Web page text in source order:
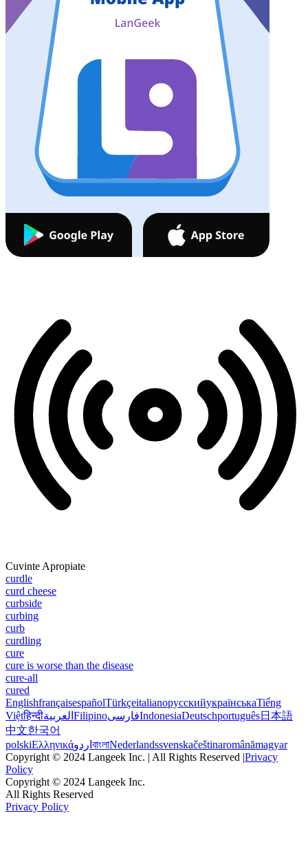
Cuvinte Apropiate
curdle
curd cheese
curbside
curbing
curb
curdling
cure
cure is worse than the disease
cure-all
cured
EnglishfrançaisespañolTürkçeitalianoрусскийукраїнськаTiếng
Việtहिन्दीالعربية FilipinoفارسیIndonesiaDeutschportuguês日本語
中文한국어
polskiΕλληνικάاردو বাংলাNederlandssvenskačeštinaromânămagyar
Copyright © 2024 Langeek Inc. | All Rights Reserved |Privacy
Policy
Copyright © 2024 Langeek Inc.
All Rights Reserved
Privacy Policy